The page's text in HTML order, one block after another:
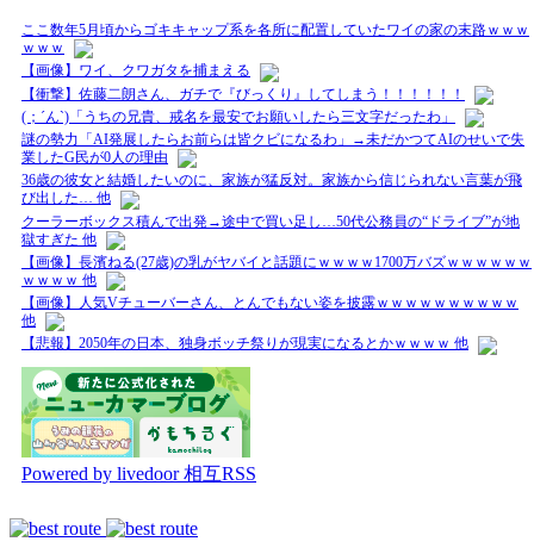
ここ数年5月頃からゴキキャップ系を各所に配置していたワイの家の末路ｗｗｗ
ｗｗｗ
【画像】ワイ、クワガタを捕まえる
【衝撃】佐藤二朗さん、ガチで『びっくり』してしまう！！！！！！
(；´ん`)「うちの兄貴、戒名を最安でお願いしたら三文字だったわ」
謎の勢力「AI発展したらお前らは皆クビになるわ」→未だかつてAIのせいで失
業したG民が0人の理由
36歳の彼女と結婚したいのに、家族が猛反対。家族から信じられない言葉が飛
び出した… 他
クーラーボックス積んで出発→途中で買い足し…50代公務員の“ドライブ”が地
獄すぎた 他
【画像】長濱ねる(27歳)の乳がヤバイと話題にｗｗｗｗ1700万バズｗｗｗｗｗｗ
ｗｗｗｗ 他
【画像】人気Vチューバーさん、とんでもない姿を披露ｗｗｗｗｗｗｗｗｗｗ
他
【悲報】2050年の日本、独身ボッチ祭りが現実になるとかｗｗｗｗ 他
Powered by livedoor 相互RSS